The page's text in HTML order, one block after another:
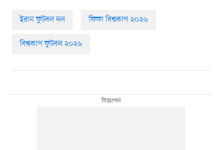
ইরান ফুটবল দল ফিফা বিশ্বকাপ ২০২৬
বিশ্বকাপ ফুটবল ২০২৬